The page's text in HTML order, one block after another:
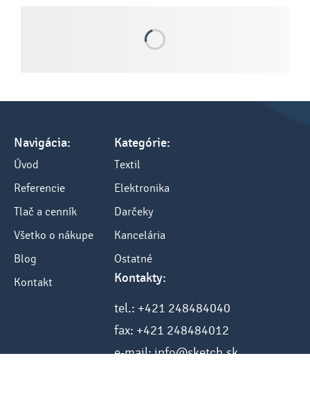
Navigácia:
Úvod
Referencie
Tlač a cenník
Všetko o nákupe
Blog
Kontakt
Kategórie:
Textil
Elektronika
Darčeky
Kancelária
Ostatné
Kontakty:
tel.: +421 248484040
fax: +421 248484012
e-mail: info@sketch.sk